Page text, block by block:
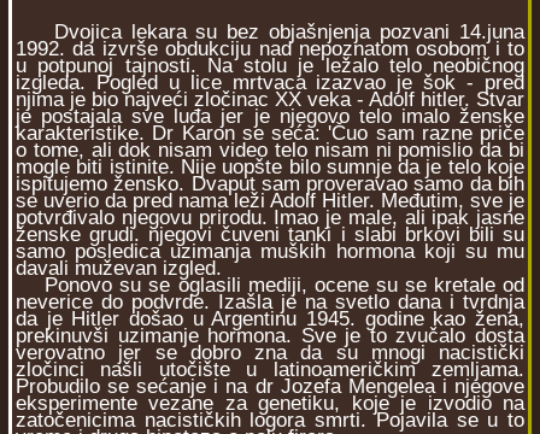
Dvojica lekara su bez objašnjenja pozvani 14.juna
1992. da izvrše obdukciju nad nepoznatom osobom i to
u potpunoj tajnosti. Na stolu je ležalo telo neobičnog
izgleda. Pogled u lice mrtvaca izazvao je šok - pred
njima je bio najveći zločinac XX veka - Adolf hitler. Stvar
je postajala sve luđa jer je njegovo telo imalo ženske
karakteristike. Dr Karon se seća: 'Čuo sam razne priče
o tome, ali dok nisam video telo nisam ni pomislio da bi
mogle biti istinite. Nije uopšte bilo sumnje da je telo koje
ispitujemo žensko. Dvaput sam proveravao samo da bih
se uverio da pred nama leži Adolf Hitler. Međutim, sve je
potvrđivalo njegovu prirodu. Imao je male, ali ipak jasne
ženske grudi. njegovi čuveni tanki i slabi brkovi bili su
samo posledica uzimanja muških hormona koji su mu
davali muževan izgled.
Ponovo su se oglasili mediji, ocene su se kretale od
neverice do podvrde. Izašla je na svetlo dana i tvrdnja
da je Hitler došao u Argentinu 1945. godine kao žena,
prekinuvši uzimanje hormona. Sve je to zvučalo dosta
verovatno jer se dobro zna da su mnogi nacistički
zločinci našli utočište u latinoameričkim zemljama.
Probudilo se sećanje i na dr Jozefa Mengelea i njegove
eksperimente vezane za genetiku, koje je izvodio na
zatočenicima nacističkih logora smrti. Pojavila se u to